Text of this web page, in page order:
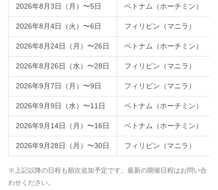
2026年8月3日（月）〜5日 ベトナム（ホーチミン）
2026年8月4日（火）〜6日 フィリピン（マニラ）
2026年8月24日（月）〜26日 ベトナム（ホーチミン）
2026年8月26日（水）〜28日 フィリピン（マニラ）
2026年9月7日（月）〜9日 フィリピン（マニラ）
2026年9月9日（水）〜11日 ベトナム（ホーチミン）
2026年9月14日（月）〜16日 ベトナム（ホーチミン）
2026年9月28日（月）〜30日 フィリピン（マニラ）
※上記以降の日程も順次追加予定です。最新の開催日程はお問い合
わせください。